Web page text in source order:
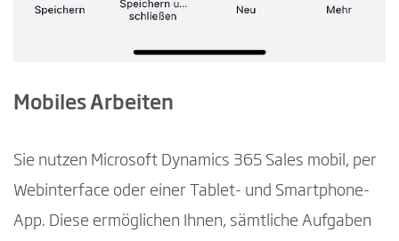
Mobiles Arbeiten
Sie nutzen Microsoft Dynamics 365 Sales mobil, per
Webinterface oder einer Tablet- und Smartphone-
App. Diese ermöglichen Ihnen, sämtliche Aufgaben